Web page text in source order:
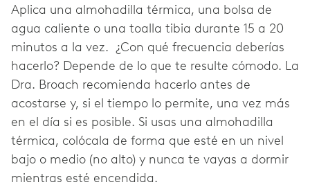
Aplica una almohadilla térmica, una bolsa de
agua caliente o una toalla tibia durante 15 a 20
minutos a la vez. ¿Con qué frecuencia deberías
hacerlo? Depende de lo que te resulte cómodo. La
Dra. Broach recomienda hacerlo antes de
acostarse y, si el tiempo lo permite, una vez más
en el día si es posible. Si usas una almohadilla
térmica, colócala de forma que esté en un nivel
bajo o medio (no alto) y nunca te vayas a dormir
mientras esté encendida.